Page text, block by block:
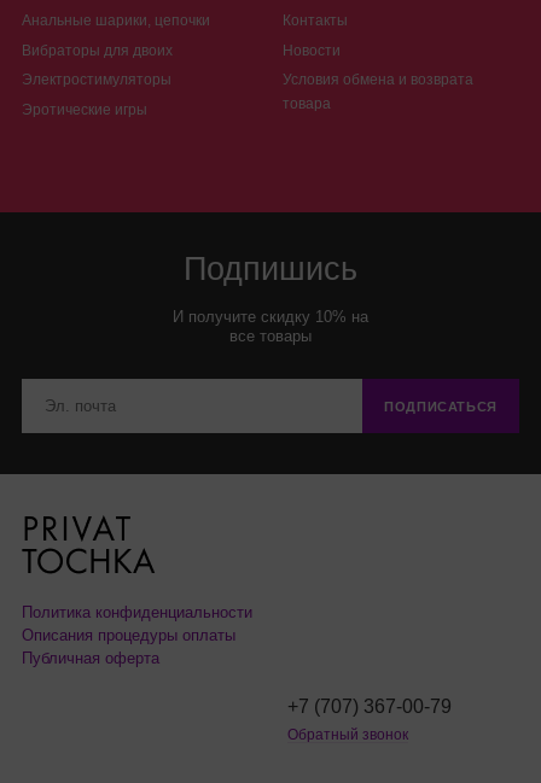
Анальные шарики, цепочки
Вибраторы для двоих
Электростимуляторы
Эротические игры
Контакты
Новости
Условия обмена и возврата
товара
Подпишись
И получите скидку 10% на
все товары
ПОДПИСАТЬСЯ
Политика конфиденциальности
Описания процедуры оплаты
Публичная оферта
+7 (707) 367-00-79
Обратный звонок